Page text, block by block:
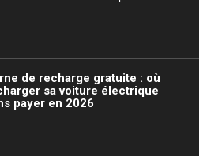
de recharge gratuite : où
sa voiture électrique
payer en 2026